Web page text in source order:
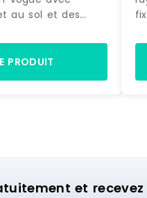
au sol et des
être montée.
et de 2 bras
structure est
PRODUIT
la
et